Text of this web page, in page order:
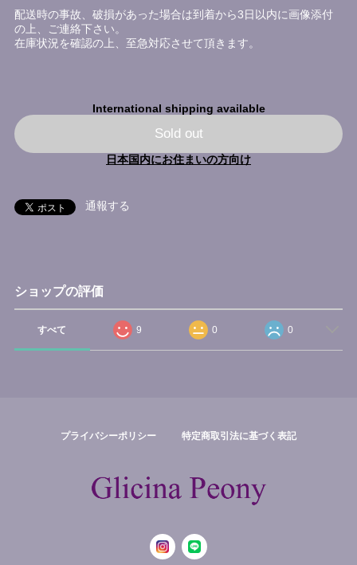
配送時の事故、破損があった場合は到着から3日以内に画像添付
の上、ご連絡下さい。
在庫状況を確認の上、至急対応させて頂きます。
International shipping available
Sold out
日本国内にお住まいの方向け
通報する
ショップの評価
すべて 9 0 0
プライバシーポリシー 特定商取引法に基づく表記